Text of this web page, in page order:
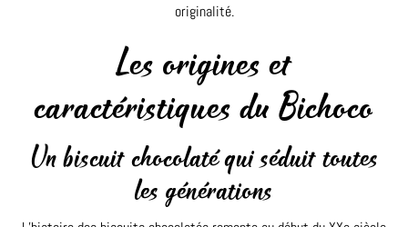
originalité.
Les origines et
caractéristiques du Bichoco
Un biscuit chocolaté qui séduit toutes
les générations